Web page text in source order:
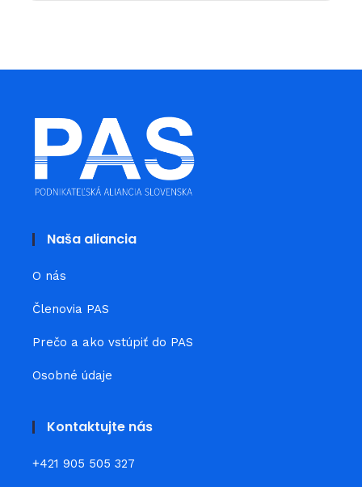
Naša aliancia
O nás
Členovia PAS
Prečo a ako vstúpiť do PAS
Osobné údaje
Kontaktujte nás
+421 905 505 327